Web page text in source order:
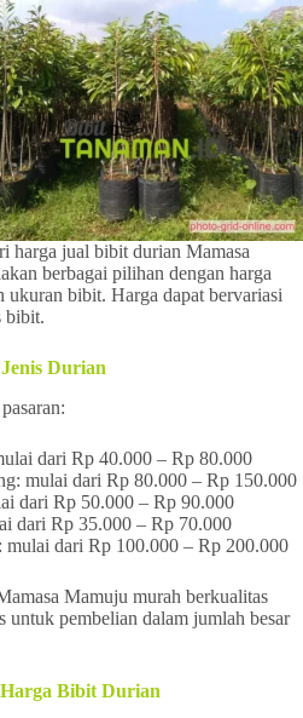
harga jual bibit durian Mamasa
berbagai pilihan dengan harga
ukuran bibit. Harga dapat bervariasi
bibit.
Durian
dari Rp 40.000 – Rp 80.000
mulai dari Rp 80.000 – Rp 150.000
dari Rp 50.000 – Rp 90.000
dari Rp 35.000 – Rp 70.000
dari Rp 100.000 – Rp 200.000
Mamuju murah berkualitas
untuk pembelian dalam jumlah besar
Bibit Durian